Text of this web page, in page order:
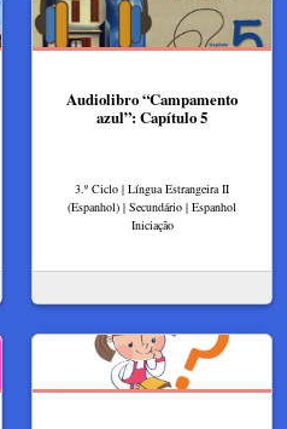
Audiolibro “Campamento
azul”: Capítulo 5
3.º Ciclo | Língua Estrangeira II
(Espanhol) | Secundário | Espanhol
Iniciação